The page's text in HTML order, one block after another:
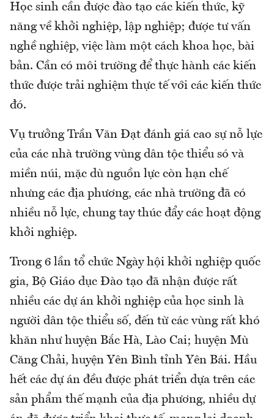
Học sinh cần được đào tạo các kiến thức, kỹ
năng về khởi nghiệp, lập nghiệp; được tư vấn
nghề nghiệp, việc làm một cách khoa học, bài
bản. Cần có môi trường để thực hành các kiến
thức được trải nghiệm thực tế với các kiến thức
đó.
Vụ trưởng Trần Văn Đạt đánh giá cao sự nỗ lực
của các nhà trường vùng dân tộc thiểu só và
miền núi, mặc dù nguồn lực còn hạn chế
nhưng các địa phương, các nhà trường đã có
nhiều nỗ lực, chung tay thúc đẩy các hoạt động
khởi nghiệp.
Trong 6 lần tổ chức Ngày hội khởi nghiệp quốc
gia, Bộ Giáo dục Đào tạo đã nhận được rất
nhiều các dự án khởi nghiệp của học sinh là
người dân tộc thiểu số, đến từ các vùng rất khó
khăn như huyện Bắc Hà, Lào Cai; huyện Mù
Căng Chải, huyện Yên Bình tỉnh Yên Bái. Hầu
hết các dự án đều được phát triển dựa trên các
sản phẩm thế mạnh của địa phương, nhiều dự